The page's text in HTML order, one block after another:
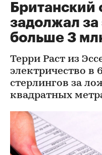
задолжал за
больше 3
Терри Раст из
электричество в
стерлингов за
квадратных